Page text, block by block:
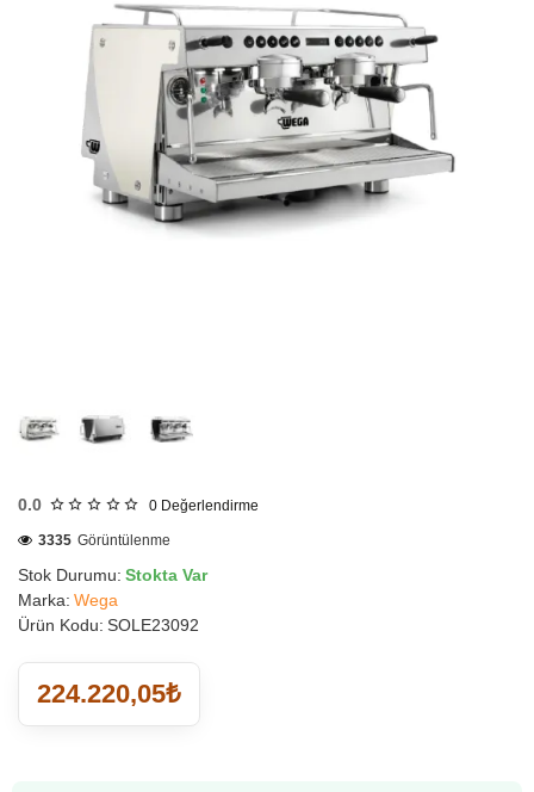
KARGO
ÜCRETSİZ
0.0 0 Değerlendirme
Stok Durumu: Stokta Var
Marka: Wega
Ürün Kodu: SOLE23092
3335 Görüntülenme
224.220,05₺